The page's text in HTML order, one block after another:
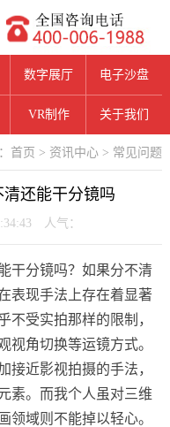
数字展厅 电子沙盘
VR制作 关于我们
首页 > 资讯中心 > 常见问题
还能干分镜吗
人气：
干分镜吗？如果分不清
表现手法上存在着显著
不受实拍那样的限制，
视角切换等运镜方式。
接近影视拍摄的手法，
素。而我个人虽对三维
领域则不能掉以轻心。